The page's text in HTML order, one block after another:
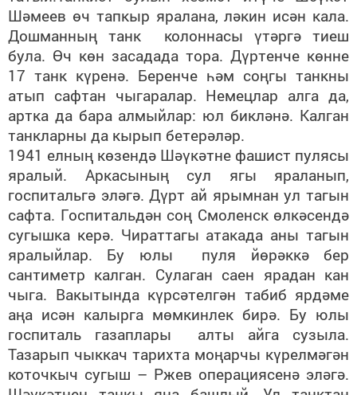
Шәмеев өч тапкыр яралана, ләкин исән кала.
Дошманның танк колоннасы үтәргә тиеш
була. Өч көн засадада тора. Дүртенче көнне
17 танк күренә. Беренче һәм соңгы танкны
атып сафтан чыгаралар. Немецлар алга да,
артка да бара алмыйлар: юл бикләнә. Калган
танкларны да кырып бетерәләр.
1941 елның көзендә Шәүкәтне фашист пулясы
яралый. Аркасының сул ягы яраланып,
госпитальгә эләгә. Дүрт ай ярымнан ул тагын
сафта. Госпитальдән соң Смоленск өлкәсендә
сугышка керә. Чираттагы атакада аны тагын
яралыйлар. Бу юлы пуля йөрәккә бер
сантиметр калган. Сулаган саен ярадан кан
чыга. Вакытында күрсәтелгән табиб ярдәме
аңа исән калырга мөмкинлек бирә. Бу юлы
госпиталь газаплары алты айга сузыла.
Тазарып чыккач тарихта моңарчы күрелмәгән
коточкыч сугыш – Ржев операциясенә эләгә.